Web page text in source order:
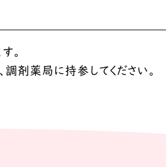
。
剤薬局に持参してください。